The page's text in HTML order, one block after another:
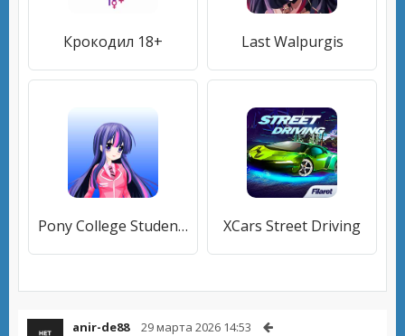
Крокодил 18+ Last Walpurgis
Pony College Student Dress Up XCars Street Driving
anir-de88 29 марта 2026 14:53